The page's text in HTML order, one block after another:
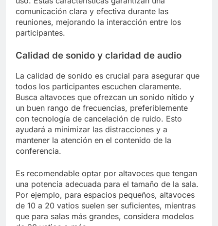
comunicación clara y efectiva durante las
reuniones, mejorando la interacción entre los
participantes.
Calidad de sonido y claridad de audio
La calidad de sonido es crucial para asegurar que
todos los participantes escuchen claramente.
Busca altavoces que ofrezcan un sonido nítido y
un buen rango de frecuencias, preferiblemente
con tecnología de cancelación de ruido. Esto
ayudará a minimizar las distracciones y a
mantener la atención en el contenido de la
conferencia.
Es recomendable optar por altavoces que tengan
una potencia adecuada para el tamaño de la sala.
Por ejemplo, para espacios pequeños, altavoces
de 10 a 20 vatios suelen ser suficientes, mientras
que para salas más grandes, considera modelos